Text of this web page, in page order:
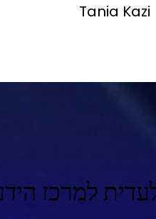
Tania Kazi
למרכז